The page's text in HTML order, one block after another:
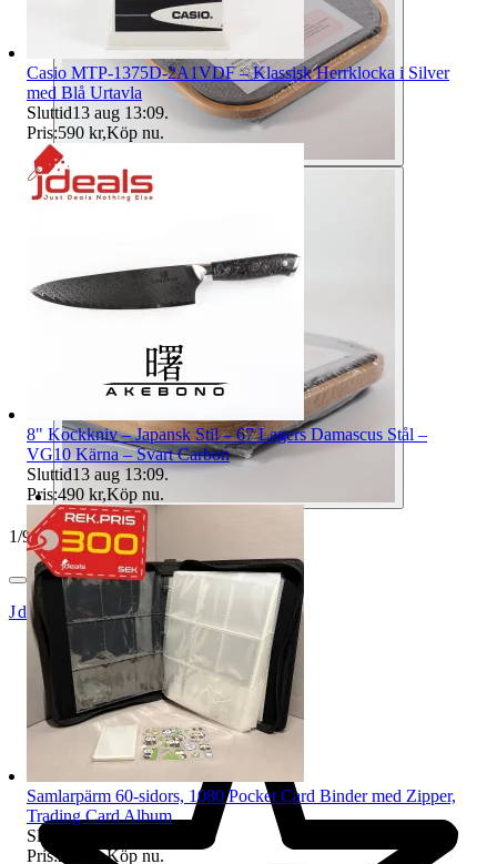
1/9
Jdeals
Casio MTP-1375D-2A1VDF – Klassisk Herrklocka i Silver
med Blå Urtavla
Sluttid13 aug 13:09.
Pris:590 kr,Köp nu.
8" Kockkniv – Japansk Stil – 67 Lagers Damascus Stål –
VG10 Kärna – Svart Carbon
Sluttid13 aug 13:09.
Pris:490 kr,Köp nu.
Samlarpärm 60-sidors, 1080 Pocket Card Binder med Zipper,
Trading Card Album
Sluttid
Pris:249 kr,Köp nu.